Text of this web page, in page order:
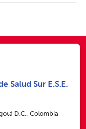
Salud Sur E.S.E.
D.C., Colombia